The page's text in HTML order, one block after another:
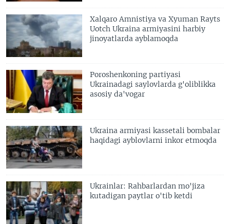
Xalqaro Amnistiya va Xyuman Rayts
Uotch Ukraina armiyasini harbiy
jinoyatlarda ayblamoqda
Poroshenkoning partiyasi
Ukrainadagi saylovlarda g'oliblikka
asosiy da'vogar
Ukraina armiyasi kassetali bombalar
haqidagi ayblovlarni inkor etmoqda
Ukrainlar: Rahbarlardan mo'jiza
kutadigan paytlar o'tib ketdi